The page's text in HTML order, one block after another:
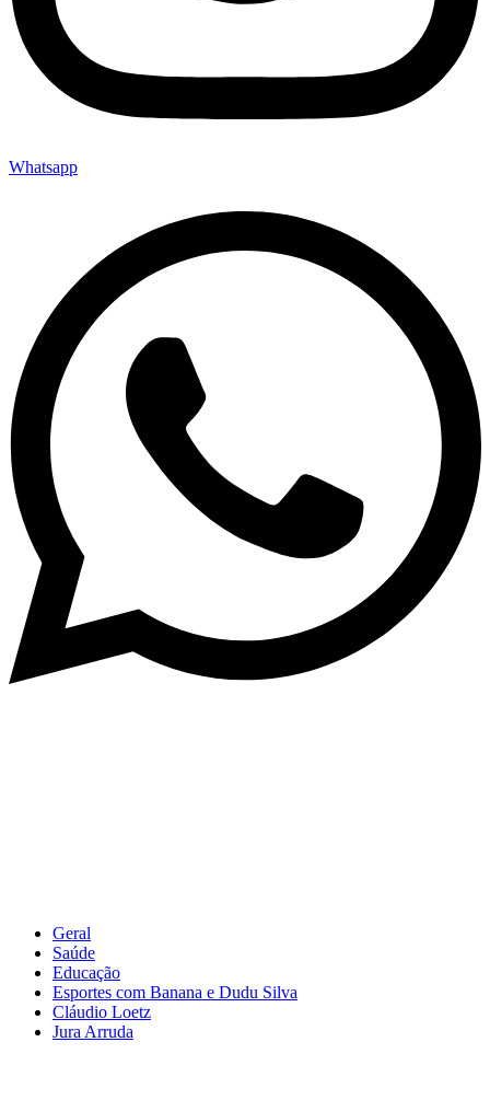
Whatsapp
Geral
Saúde
Educação
Esportes com Banana e Dudu Silva
Cláudio Loetz
Jura Arruda